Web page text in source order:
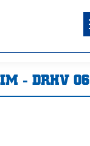
- DRHV 06